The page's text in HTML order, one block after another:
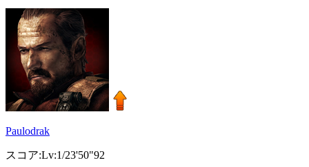
Paulodrak
スコア:Lv:1/23'50"92